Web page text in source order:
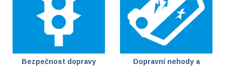
Bezpečnost dopravy
Dopravní nehody a